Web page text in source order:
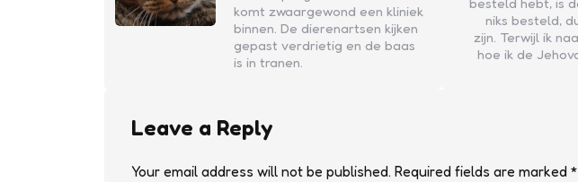
komt zwaargewond een kliniek
binnen. De dierenartsen kijken
gepast verdrietig en de baas
is in tranen.
niks besteld,
zijn. Terwijl ik
hoe ik de
Leave a Reply
Your email address will not be published. Required fields are marked *